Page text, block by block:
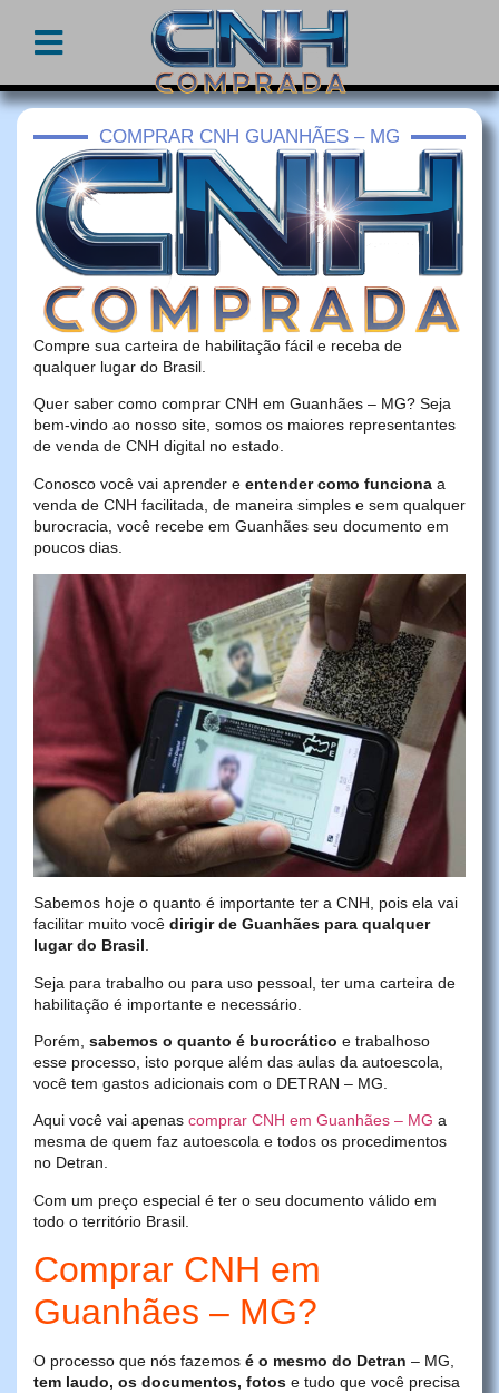
COMPRAR CNH GUANHÃES – MG
Compre sua carteira de habilitação fácil e receba de
qualquer lugar do Brasil.
Quer saber como comprar CNH em Guanhães – MG? Seja
bem-vindo ao nosso site, somos os maiores representantes
de venda de CNH digital no estado.
Conosco você vai aprender e entender como funciona a
venda de CNH facilitada, de maneira simples e sem qualquer
burocracia, você recebe em Guanhães seu documento em
poucos dias.
Sabemos hoje o quanto é importante ter a CNH, pois ela vai
facilitar muito você dirigir de Guanhães para qualquer
lugar do Brasil.
Seja para trabalho ou para uso pessoal, ter uma carteira de
habilitação é importante e necessário.
Porém, sabemos o quanto é burocrático e trabalhoso
esse processo, isto porque além das aulas da autoescola,
você tem gastos adicionais com o DETRAN – MG.
Aqui você vai apenas comprar CNH em Guanhães – MG a
mesma de quem faz autoescola e todos os procedimentos
no Detran.
Com um preço especial é ter o seu documento válido em
todo o território Brasil.
Comprar CNH em
Guanhães – MG?
O processo que nós fazemos é o mesmo do Detran – MG,
tem laudo, os documentos, fotos e tudo que você precisa